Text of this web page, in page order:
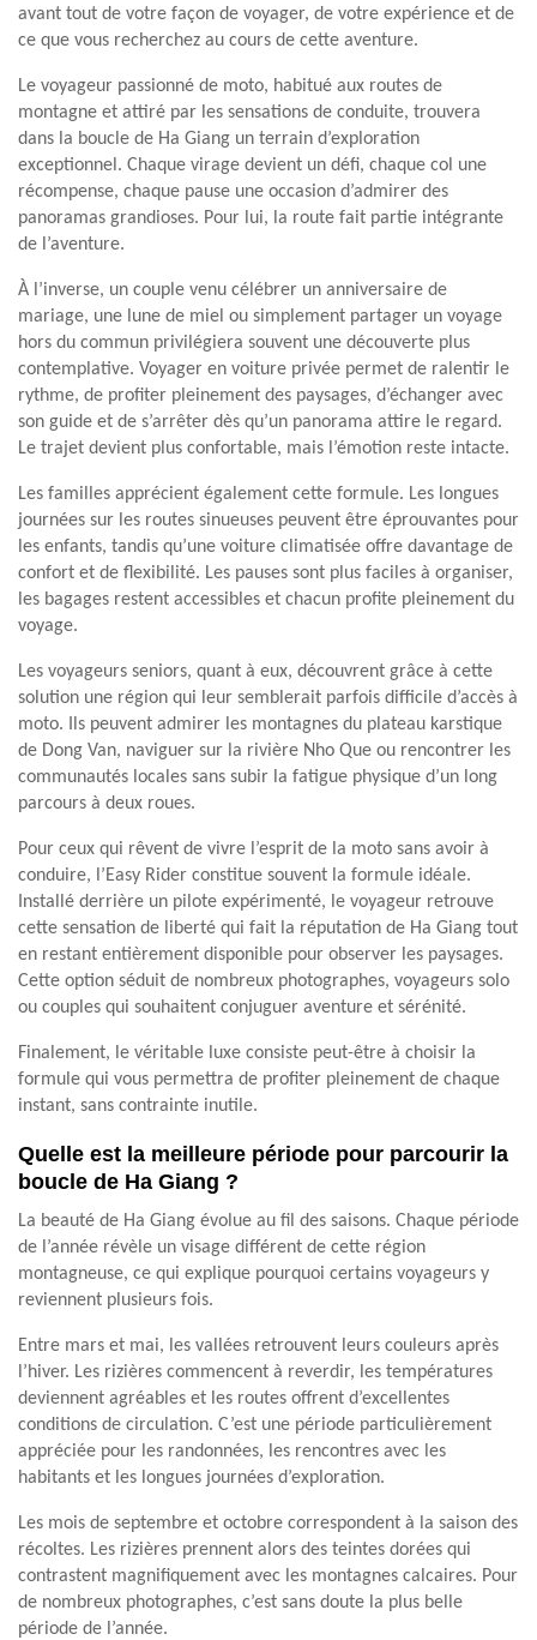
avant tout de votre façon de voyager, de votre expérience et de
ce que vous recherchez au cours de cette aventure.
Le voyageur passionné de moto, habitué aux routes de
montagne et attiré par les sensations de conduite, trouvera
dans la boucle de Ha Giang un terrain d’exploration
exceptionnel. Chaque virage devient un défi, chaque col une
récompense, chaque pause une occasion d’admirer des
panoramas grandioses. Pour lui, la route fait partie intégrante
de l’aventure.
À l’inverse, un couple venu célébrer un anniversaire de
mariage, une lune de miel ou simplement partager un voyage
hors du commun privilégiera souvent une découverte plus
contemplative. Voyager en voiture privée permet de ralentir le
rythme, de profiter pleinement des paysages, d’échanger avec
son guide et de s’arrêter dès qu’un panorama attire le regard.
Le trajet devient plus confortable, mais l’émotion reste intacte.
Les familles apprécient également cette formule. Les longues
journées sur les routes sinueuses peuvent être éprouvantes pour
les enfants, tandis qu’une voiture climatisée offre davantage de
confort et de flexibilité. Les pauses sont plus faciles à organiser,
les bagages restent accessibles et chacun profite pleinement du
voyage.
Les voyageurs seniors, quant à eux, découvrent grâce à cette
solution une région qui leur semblerait parfois difficile d’accès à
moto. Ils peuvent admirer les montagnes du plateau karstique
de Dong Van, naviguer sur la rivière Nho Que ou rencontrer les
communautés locales sans subir la fatigue physique d’un long
parcours à deux roues.
Pour ceux qui rêvent de vivre l’esprit de la moto sans avoir à
conduire, l’Easy Rider constitue souvent la formule idéale.
Installé derrière un pilote expérimenté, le voyageur retrouve
cette sensation de liberté qui fait la réputation de Ha Giang tout
en restant entièrement disponible pour observer les paysages.
Cette option séduit de nombreux photographes, voyageurs solo
ou couples qui souhaitent conjuguer aventure et sérénité.
Finalement, le véritable luxe consiste peut-être à choisir la
formule qui vous permettra de profiter pleinement de chaque
instant, sans contrainte inutile.
Quelle est la meilleure période pour parcourir la
boucle de Ha Giang ?
La beauté de Ha Giang évolue au fil des saisons. Chaque période
de l’année révèle un visage différent de cette région
montagneuse, ce qui explique pourquoi certains voyageurs y
reviennent plusieurs fois.
Entre mars et mai, les vallées retrouvent leurs couleurs après
l’hiver. Les rizières commencent à reverdir, les températures
deviennent agréables et les routes offrent d’excellentes
conditions de circulation. C’est une période particulièrement
appréciée pour les randonnées, les rencontres avec les
habitants et les longues journées d’exploration.
Les mois de septembre et octobre correspondent à la saison des
récoltes. Les rizières prennent alors des teintes dorées qui
contrastent magnifiquement avec les montagnes calcaires. Pour
de nombreux photographes, c’est sans doute la plus belle
période de l’année.